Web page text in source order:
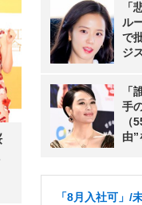
「
ル
で
ジ
「
手
（
由”
「8月入社可」/